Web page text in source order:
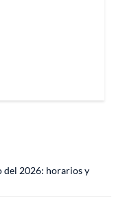
del 2026: horarios y